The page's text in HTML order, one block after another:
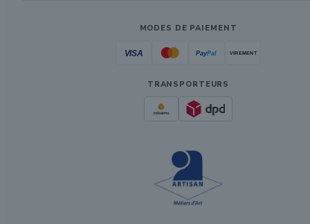
MODES DE PAIEMENT
TRANSPORTEURS